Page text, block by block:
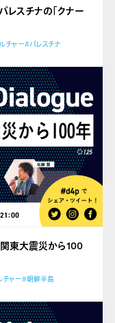
スチナの「クナー
チャー#パレスチナ
東大震災から100
ャー#朝鮮半島